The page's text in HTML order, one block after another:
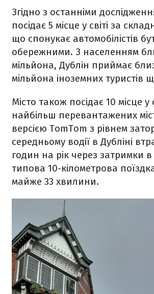
Згідно з останніми
посідає 5 місце у світі за
що спонукає автомобілістів
обережними. З населенням
мільйона, Дублін приймає
мільйона іноземних туристів
Місто також посідає 10 місце у
найбільш перевантажених
версією TomTom з рівнем
середньому водії в Дубліні
годин на рік через затримки в
типова 10-кілометрова
майже 33 хвилини.